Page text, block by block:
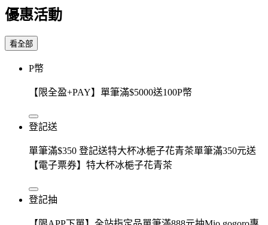
優惠活動
看全部
P幣
【限全盈+PAY】單筆滿$5000送100P幣
登記送
單筆滿$350 登記送特大杯冰梔子花青茶單筆滿350元送
【電子票券】特大杯冰梔子花青茶
登記抽